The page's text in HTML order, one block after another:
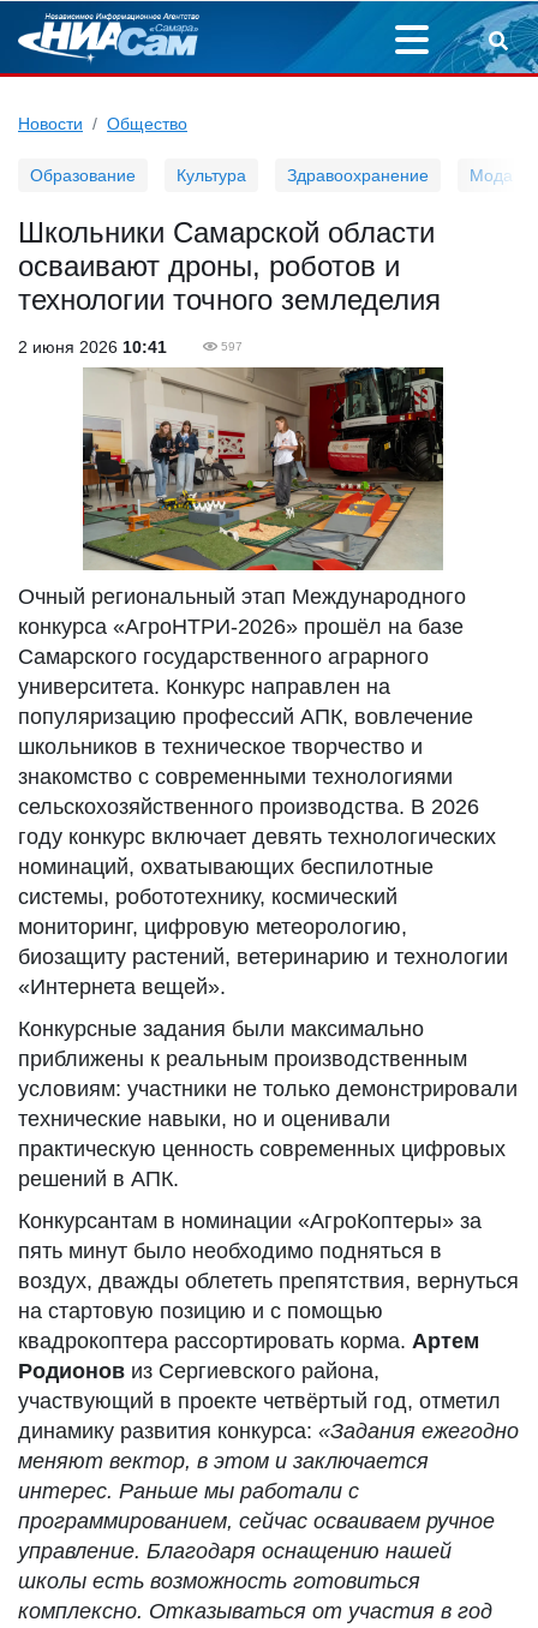
Новости Общество
Образование Культура Здравоохранение Мода
Школьники Самарской области
осваивают дроны, роботов и
технологии точного земледелия
2 июня 2026 10:41 597
Очный региональный этап Международного
конкурса «АгроНТРИ-2026» прошёл на базе
Самарского государственного аграрного
университета. Конкурс направлен на
популяризацию профессий АПК, вовлечение
школьников в техническое творчество и
знакомство с современными технологиями
сельскохозяйственного производства. В 2026
году конкурс включает девять технологических
номинаций, охватывающих беспилотные
системы, робототехнику, космический
мониторинг, цифровую метеорологию,
биозащиту растений, ветеринарию и технологии
«Интернета вещей».
Конкурсные задания были максимально
приближены к реальным производственным
условиям: участники не только демонстрировали
технические навыки, но и оценивали
практическую ценность современных цифровых
решений в АПК.
Конкурсантам в номинации «АгроКоптеры» за
пять минут было необходимо подняться в
воздух, дважды облететь препятствия, вернуться
на стартовую позицию и с помощью
квадрокоптера рассортировать корма. Артем
Родионов из Сергиевского района,
участвующий в проекте четвёртый год, отметил
динамику развития конкурса: «Задания ежегодно
меняют вектор, в этом и заключается
интерес. Раньше мы работали с
программированием, сейчас осваиваем ручное
управление. Благодаря оснащению нашей
школы есть возможность готовиться
комплексно. Отказываться от участия в год